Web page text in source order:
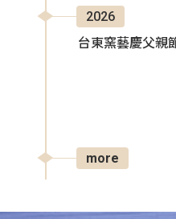
2026
台東窯藝慶父親
more